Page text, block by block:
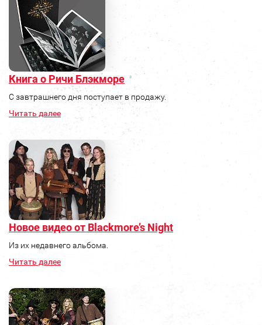
Книга о Ричи Блэкморе
С завтрашнего дня поступает в продажу.
Читать далее
Новое видео от Blackmore’s Night
Из их недавнего альбома.
Читать далее